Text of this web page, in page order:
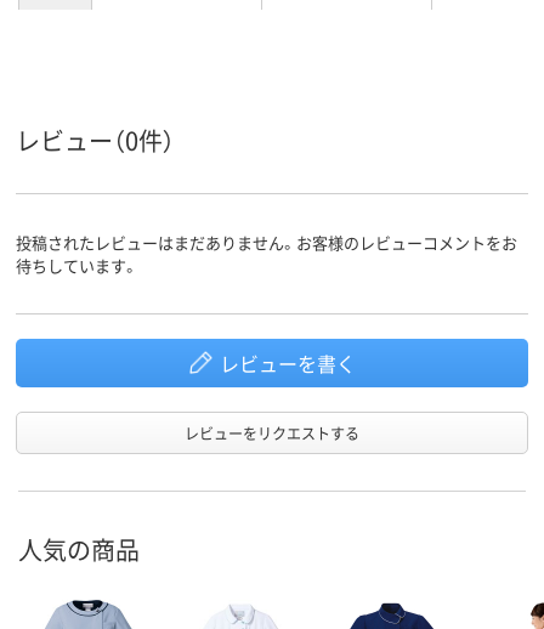
レビュー（0件）
投稿されたレビューはまだありません。お客様のレビューコメントをお
待ちしています。
レビューを書く
レビューをリクエストする
人気の商品